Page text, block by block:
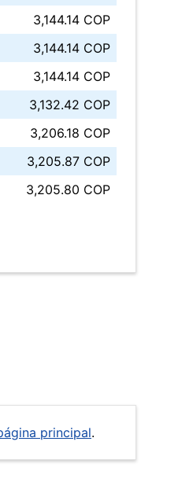
3,144.14 COP
3,144.14 COP
3,144.14 COP
3,132.42 COP
3,206.18 COP
3,205.87 COP
3,205.80 COP
principal.